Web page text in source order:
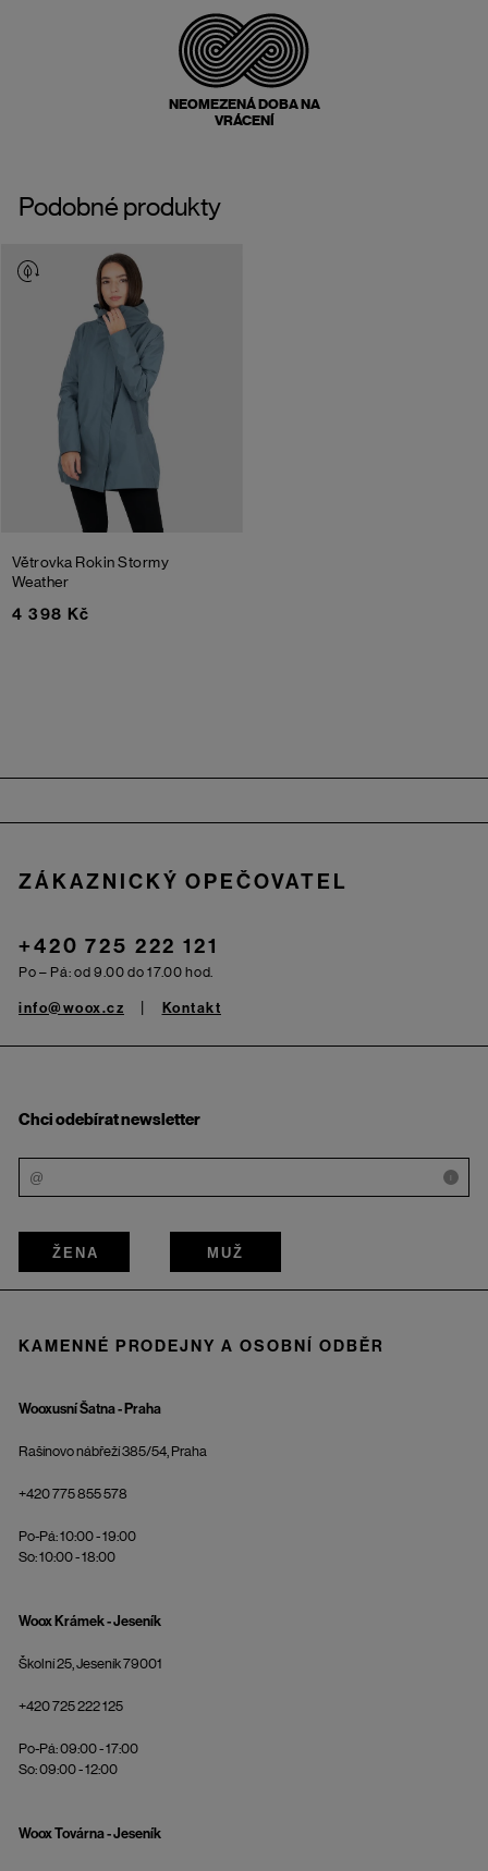
NEOMEZENÁ DOBA NA
VRÁCENÍ
Podobné produkty
Větrovka RokinStormy
Weather
4 398 Kč
ZÁKAZNICKÝ OPEČOVATEL
+420 725 222 121
Po – Pá: od 9.00 do 17.00 hod.
info@woox.cz Kontakt
Chci odebírat newsletter
i
ŽENA MUŽ
KAMENNÉ PRODEJNY A OSOBNÍ ODBĚR
Wooxusní Šatna - Praha
Rašínovo nábřeží 385/54, Praha
+420 775 855 578
Po-Pá: 10:00 - 19:00
So: 10:00 - 18:00
Woox Krámek - Jeseník
Školní 25, Jeseník 79001
+420 725 222 125
Po-Pá: 09:00 - 17:00
So: 09:00 - 12:00
Woox Továrna - Jeseník